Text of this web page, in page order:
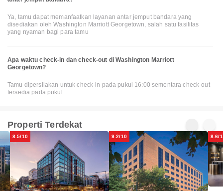
Ya, tamu dapat memanfaatkan layanan antar jemput bandara yang
disediakan oleh Washington Marriott Georgetown, salah satu fasilitas
yang nyaman bagi para tamu
Apa waktu check-in dan check-out di Washington Marriott
Georgetown?
Tamu dipersilakan untuk check-in pada pukul 16:00 sementara check-out
tersedia pada pukul
Properti Terdekat
8.5/10 9.2/10 8.6/